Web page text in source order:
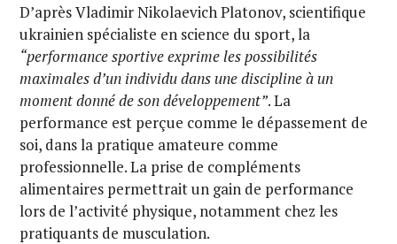
D’après Vladimir Nikolaevich Platonov, scientifique
ukrainien spécialiste en science du sport, la
“performance sportive exprime les possibilités
maximales d’un individu dans une discipline à un
moment donné de son développement”. La
performance est perçue comme le dépassement de
soi, dans la pratique amateure comme
professionnelle. La prise de compléments
alimentaires permettrait un gain de performance
lors de l’activité physique, notamment chez les
pratiquants de musculation.